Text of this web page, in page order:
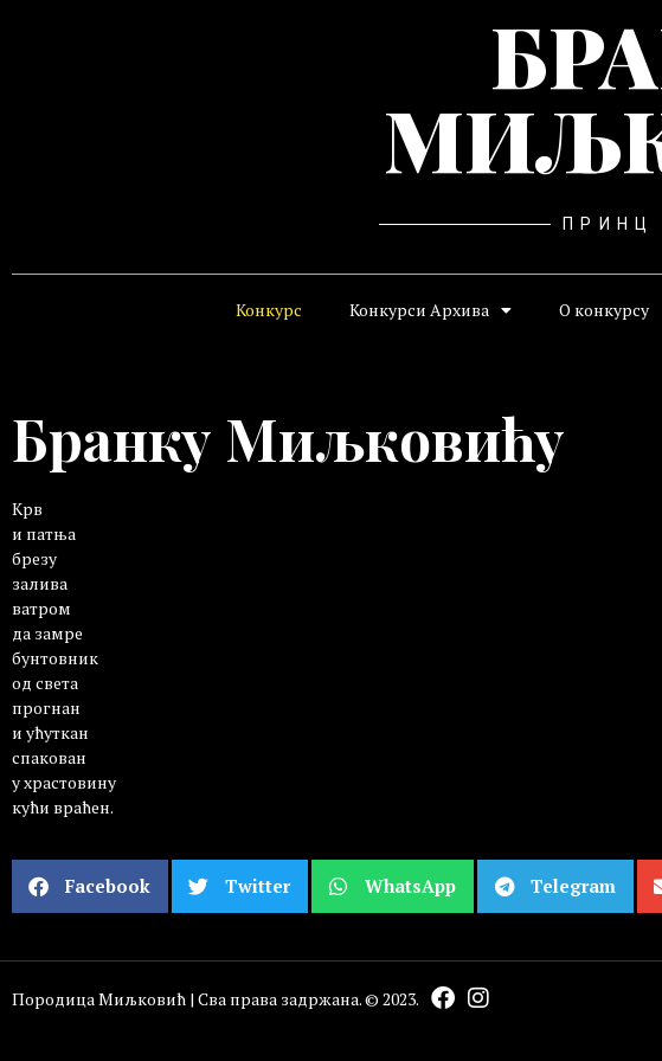
ПРИНЦ
Конкурс Конкурси Архива О конкурсу
Бранку Миљковићу
Крв
и патња
брезу
залива
ватром
да замре
бунтовник
од света
прогнан
и ућуткан
спакован
у храстовину
кући враћен.
Facebook Twitter WhatsApp Telegram
Породица Миљковић | Сва права задржана. © 2023.